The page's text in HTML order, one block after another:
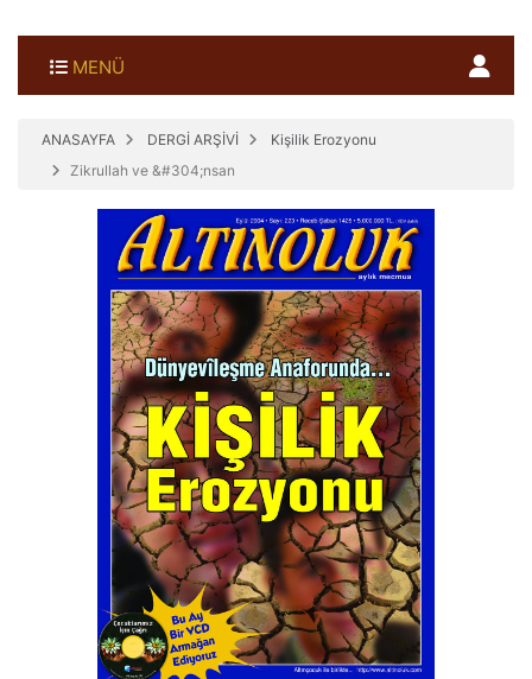
MENÜ
ANASAYFA DERGİ ARŞİVİ
Kişilik Erozyonu
Zikrullah ve &#304;nsan